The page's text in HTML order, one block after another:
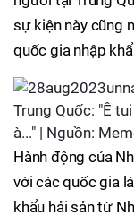
sự kiện này cũng
quốc gia nhập
Trung Quốc: "Ê
à..." | Nguồn:
Hành động của
với các quốc gia
khẩu hải sản từ